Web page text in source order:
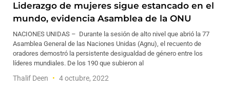
Liderazgo de mujeres sigue estancado en el
mundo, evidencia Asamblea de la ONU
NACIONES UNIDAS – Durante la sesión de alto nivel que abrió la 77
Asamblea General de las Naciones Unidas (Agnu), el recuento de
oradores demostró la persistente desigualdad de género entre los
líderes mundiales. De los 190 que subieron al
Thalif Deen 4 octubre, 2022